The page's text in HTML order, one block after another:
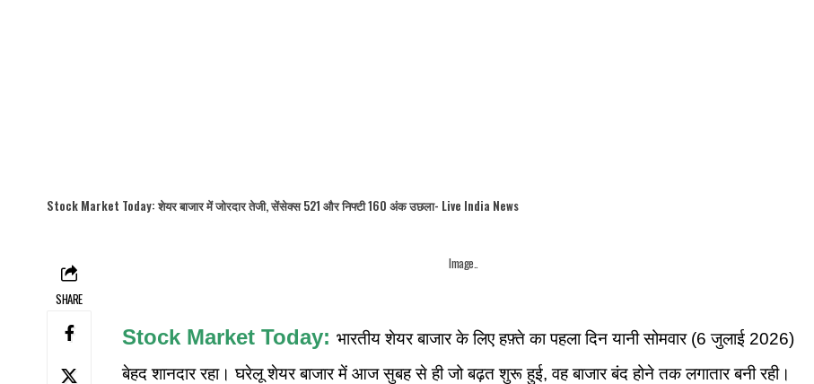
Stock Market Today: शेयर बाजार में जोरदार तेजी, सेंसेक्स 521 और निफ्टी 160 अंक उछला- Live India News
SHARE
Image..
Stock Market Today: भारतीय शेयर बाजार के लिए हफ़्ते का पहला दिन यानी सोमवार (6 जुलाई 2026)
बेहद शानदार रहा। घरेलू शेयर बाजार में आज सुबह से ही जो बढ़त शुरू हुई, वह बाजार बंद होने तक लगातार बनी रही।